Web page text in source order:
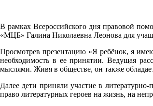
В рамках Всероссийского дня правовой
«МЦБ» Галина Николаевна Леонова для
Просмотрев презентацию «Я ребёнок, я
необходимость в ее принятии. Ведущая
мыслями. Живя в обществе, он также
Далее дети приняли участие в
право литературных героев на жизнь, на